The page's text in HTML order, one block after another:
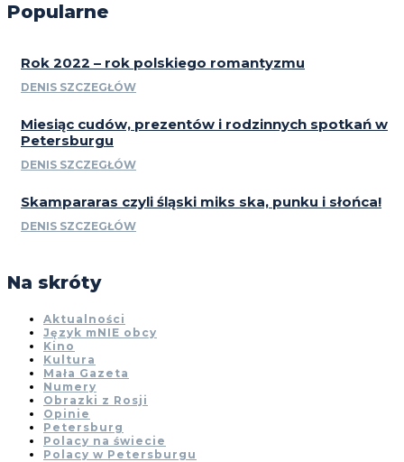
Popularne
Rok 2022 – rok polskiego romantyzmu
DENIS SZCZEGŁÓW
Miesiąc cudów, prezentów i rodzinnych spotkań w
Petersburgu
DENIS SZCZEGŁÓW
Skampararas czyli śląski miks ska, punku i słońca!
DENIS SZCZEGŁÓW
Na skróty
Aktualności
Język mNIE obcy
Kino
Kultura
Mała Gazeta
Numery
Obrazki z Rosji
Opinie
Petersburg
Polacy na świecie
Polacy w Petersburgu